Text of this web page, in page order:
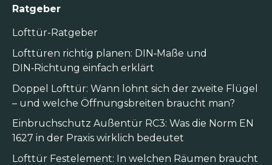
Ratgeber
Lofttür-Ratgeber
Lofttüren richtig planen: DIN‑Maße und
DIN‑Richtung einfach erklärt
Doppel Lofttür: Wann lohnt sich der zweite Flügel
– und welche Öffnungsbreiten braucht man?
Einbruchschutz Außentür RC3: Was die Norm EN
1627 in der Praxis wirklich bedeutet
Lofttür Festelement: In welchen Räumen braucht